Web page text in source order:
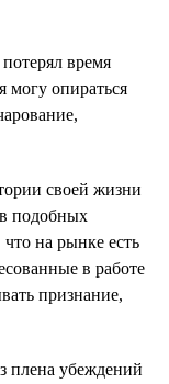
время
могу опираться
своей жизни
подобных
на рынке есть
в работе
признание,
плена убеждений